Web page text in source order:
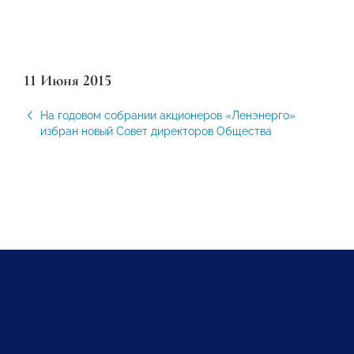
11 Июня 2015
На годовом собрании акционеров «Ленэнерго»
избран новый Совет директоров Общества